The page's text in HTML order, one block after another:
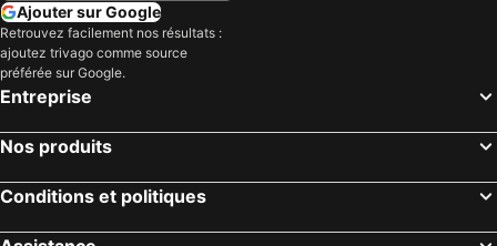
Ajouter sur Google
Retrouvez facilement nos résultats :
ajoutez trivago comme source
préférée sur Google.
Entreprise
Nos produits
Conditions et politiques